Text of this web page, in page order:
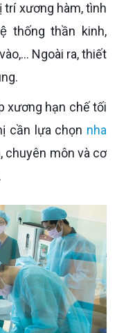
trí xương hàm, tình
thống thần kinh,
Ngoài ra, thiết
cần lựa chọn nha
chuyên môn và cơ